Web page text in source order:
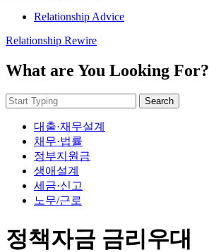
Relationship Advice
Relationship Rewire
What are You Looking For?
Search
대출·재무설계
채무·법률
정부지원금
생애설계
세금·신고
노무/근로
정책자금 금리우대